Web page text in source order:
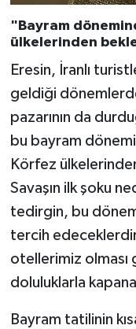
"Bayram
ülkelerinden
Eresin, İranlı
geldiği
pazarının da
bu bayram
Körfez
Savaşın ilk şoku
tedirgin, bu
tercih
otellerimiz olması
doluluklarla
Bayram tatilinin